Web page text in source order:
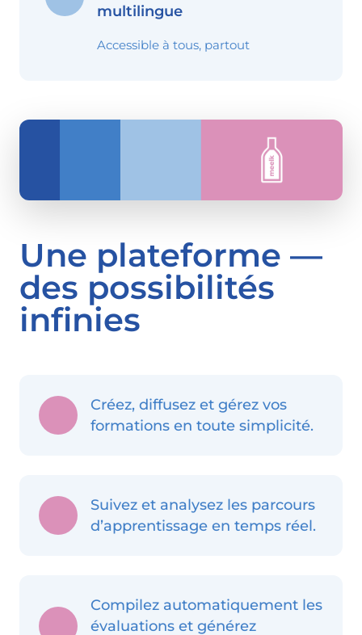
multilingue
Accessible à tous, partout
Une plateforme —
des possibilités
infinies
Créez, diffusez et gérez vos
formations en toute simplicité.
Suivez et analysez les parcours
d’apprentissage en temps réel.
Compilez automatiquement les
évaluations et générez